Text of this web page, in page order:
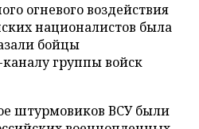
огневого воздействия
националистов была
бойцы
группы войск
штурмовиков ВСУ были